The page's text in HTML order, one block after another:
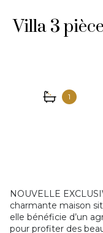
Villa 3 pièce(s) 2 chambre(s) 48.5
1
NOUVELLE
charmante maison
elle bénéficie d’un
pour profiter des